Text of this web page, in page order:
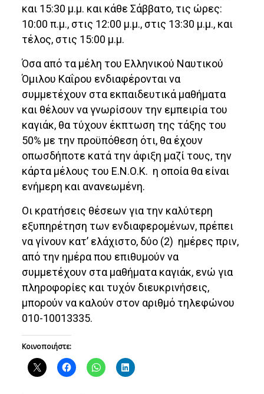
και 15:30 μ.μ. και κάθε Σάββατο, τις ώρες:
10:00 π.μ., στις 12:00 μ.μ., στις 13:30 μ.μ., και
τέλος, στις 15:00 μ.μ.
Όσα από τα μέλη του Ελληνικού Ναυτικού
Όμιλου Καΐρου ενδιαφέρονται να
συμμετέχουν στα εκπαιδευτικά μαθήματα
και θέλουν να γνωρίσουν την εμπειρία του
καγιάκ, θα τύχουν έκπτωση της τάξης του
50% με την προϋπόθεση ότι, θα έχουν
οπωσδήποτε κατά την άφιξη μαζί τους, την
κάρτα μέλους του Ε.Ν.Ο.Κ. η οποία θα είναι
ενήμερη και ανανεωμένη.
Οι κρατήσεις θέσεων για την καλύτερη
εξυπηρέτηση των ενδιαφερομένων, πρέπει
να γίνουν κατ’ ελάχιστο, δύο (2) ημέρες πριν,
από την ημέρα που επιθυμούν να
συμμετέχουν στα μαθήματα καγιάκ, ενώ για
πληροφορίες και τυχόν διευκρινήσεις,
μπορούν να καλούν στον αριθμό τηλεφώνου
010-10013335.
Κοινοποιήστε: